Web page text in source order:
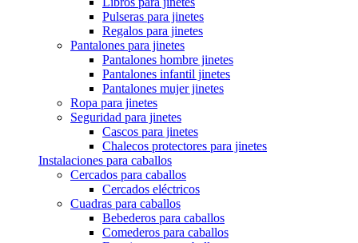
Pulseras para jinetes
Regalos para jinetes
Pantalones para jinetes
Pantalones hombre jinetes
Pantalones infantil jinetes
Pantalones mujer jinetes
Ropa para jinetes
Seguridad para jinetes
Cascos para jinetes
Chalecos protectores para jinetes
Instalaciones para caballos
Cercados para caballos
Cercados eléctricos
Cuadras para caballos
Bebederos para caballos
Comederos para caballos